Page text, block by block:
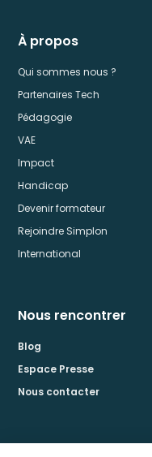
À propos
Qui sommes nous ?
Partenaires Tech
Pédagogie
VAE
Impact
Handicap
Devenir formateur
Rejoindre Simplon
International
Nous rencontrer
Blog
Espace Presse
Nous contacter